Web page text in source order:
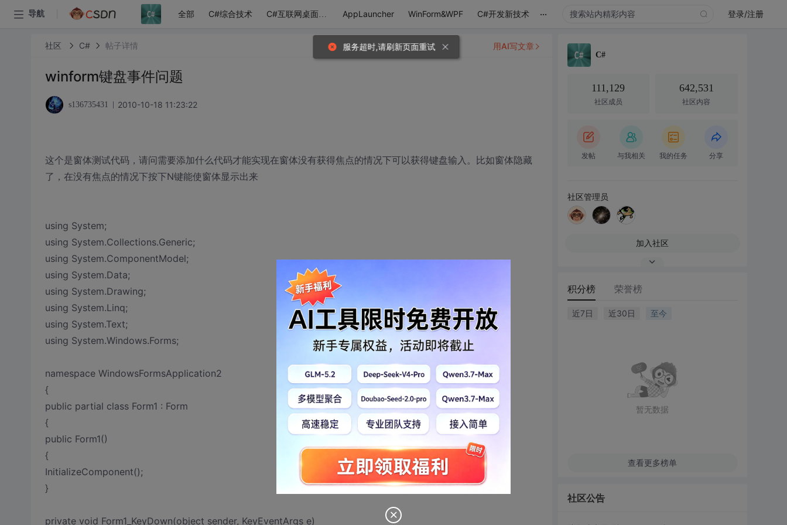
导航 全部 C#综合技术 C#互联网桌面应用 AppLauncher WinForm&WPF C#开发新技术 ... 登录/注册
社区 C# 帖子详情
winform键盘事件问题
s136735431 2010-10-18 11:23:22
这个是窗体测试代码，请问需要添加什么代码才能实现在窗体没有获得焦点的情况下可以获得键盘输入。比如窗体隐藏
了，在没有焦点的情况下按下N键能使窗体显示出来
using System;
using System.Collections.Generic;
using System.ComponentModel;
using System.Data;
using System.Drawing;
using System.Linq;
using System.Text;
using System.Windows.Forms;
namespace WindowsFormsApplication2
{
public partial class Form1 : Form
{
public Form1()
{
InitializeComponent();
}
private void Form1_KeyDown(object sender, KeyEventArgs e)
用AI写文章
C#
111,129
社区成员
642,531
社区内容
发帖 与我相关 我的任务 分享
社区管理员
加入社区
积分榜 荣誉榜
近7日 近30日 至今
暂无数据
查看更多榜单
社区公告